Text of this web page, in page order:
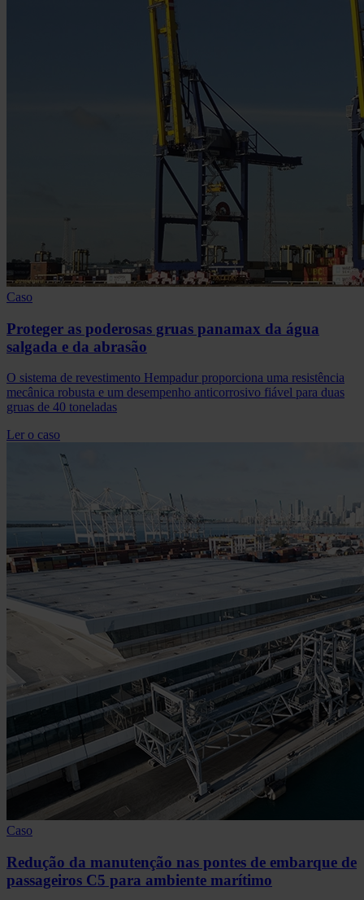
Caso
Proteger as poderosas gruas panamax da água
salgada e da abrasão
O sistema de revestimento Hempadur proporciona uma resistência
mecânica robusta e um desempenho anticorrosivo fiável para duas
gruas de 40 toneladas
Ler o caso
Caso
Redução da manutenção nas pontes de embarque de
passageiros C5 para ambiente marítimo